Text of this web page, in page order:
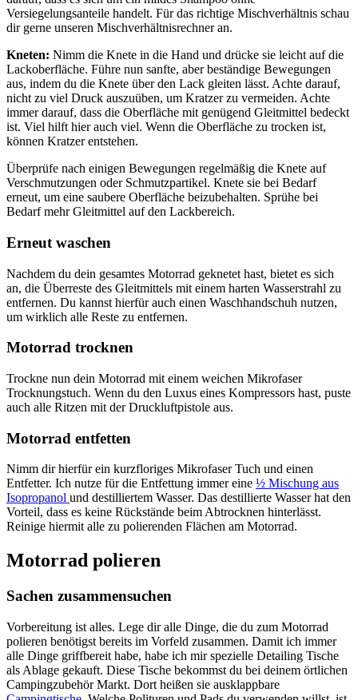
Versiegelungsanteile handelt. Für das richtige Mischverhältnis schau
dir gerne unseren Mischverhältnisrechner an.
Kneten: Nimm die Knete in die Hand und drücke sie leicht auf die
Lackoberfläche. Führe nun sanfte, aber beständige Bewegungen
aus, indem du die Knete über den Lack gleiten lässt. Achte darauf,
nicht zu viel Druck auszuüben, um Kratzer zu vermeiden. Achte
immer darauf, dass die Oberfläche mit genügend Gleitmittel bedeckt
ist. Viel hilft hier auch viel. Wenn die Oberfläche zu trocken ist,
können Kratzer entstehen.
Überprüfe nach einigen Bewegungen regelmäßig die Knete auf
Verschmutzungen oder Schmutzpartikel. Knete sie bei Bedarf
erneut, um eine saubere Oberfläche beizubehalten. Sprühe bei
Bedarf mehr Gleitmittel auf den Lackbereich.
Erneut waschen
Nachdem du dein gesamtes Motorrad geknetet hast, bietet es sich
an, die Überreste des Gleitmittels mit einem harten Wasserstrahl zu
entfernen. Du kannst hierfür auch einen Waschhandschuh nutzen,
um wirklich alle Reste zu entfernen.
Motorrad trocknen
Trockne nun dein Motorrad mit einem weichen Mikrofaser
Trocknungstuch. Wenn du den Luxus eines Kompressors hast, puste
auch alle Ritzen mit der Druckluftpistole aus.
Motorrad entfetten
Nimm dir hierfür ein kurzfloriges Mikrofaser Tuch und einen
Entfetter. Ich nutze für die Entfettung immer eine ½ Mischung aus
Isopropanol und destilliertem Wasser. Das destillierte Wasser hat den
Vorteil, dass es keine Rückstände beim Abtrocknen hinterlässt.
Reinige hiermit alle zu polierenden Flächen am Motorrad.
Motorrad polieren
Sachen zusammensuchen
Vorbereitung ist alles. Lege dir alle Dinge, die du zum Motorrad
polieren benötigst bereits im Vorfeld zusammen. Damit ich immer
alle Dinge griffbereit habe, habe ich mir spezielle Detailing Tische
als Ablage gekauft. Diese Tische bekommst du bei deinem örtlichen
Campingzubehör Markt. Dort heißen sie ausklappbare